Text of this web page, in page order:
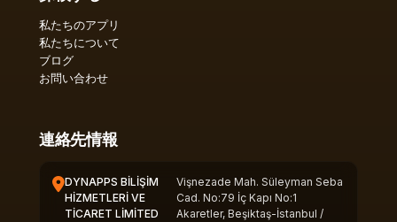
私たちのアプリ
私たちについて
ブログ
お問い合わせ
連絡先情報
DYNAPPS BİLİŞİM
HİZMETLERİ VE
TİCARET LİMİTED
Vişnezade Mah. Süleyman Seba
Cad. No:79 İç Kapı No:1
Akaretler, Beşiktaş-İstanbul /